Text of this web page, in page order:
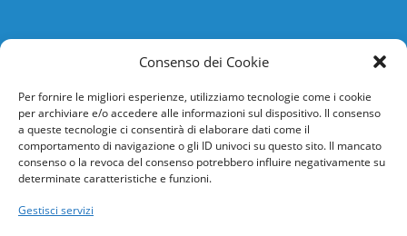
Consenso dei Cookie
Per fornire le migliori esperienze, utilizziamo tecnologie come i cookie
per archiviare e/o accedere alle informazioni sul dispositivo. Il consenso
a queste tecnologie ci consentirà di elaborare dati come il
comportamento di navigazione o gli ID univoci su questo sito. Il mancato
consenso o la revoca del consenso potrebbero influire negativamente su
determinate caratteristiche e funzioni.
Gestisci servizi
Informazioni
Help desk
Guida rapida